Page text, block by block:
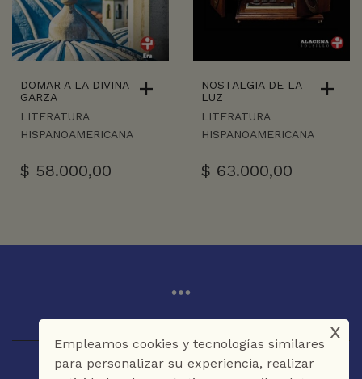
DOMAR A LA DIVINA
GARZA
LITERATURA
HISPANOAMERICANA
$ 58.000,00
NOSTALGIA DE LA
LUZ
LITERATURA
HISPANOAMERICANA
$ 63.000,00
Empleamos cookies y tecnologías similares
para personalizar su experiencia, realizar
x